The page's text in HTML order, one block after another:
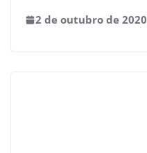
2 de outubro de 2020